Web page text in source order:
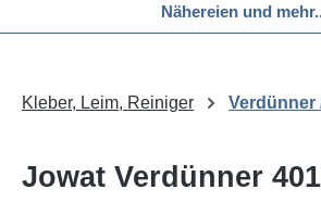
Nähereien und
Kleber, Leim, Reiniger Verdünner
Jowat Verdünner